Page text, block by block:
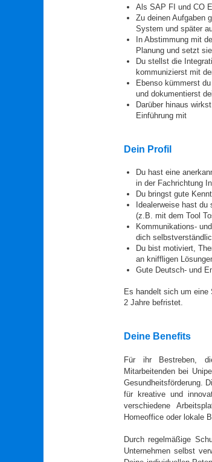
Als SAP FI und CO
Zu deinen Aufgaben
System und später
In Abstimmung mit
Planung und setzt
Du stellst die
kommunizierst mit
Ebenso kümmerst
und dokumentierst
Darüber hinaus
Einführung mit
Dein Profil
Du hast eine
in der Fachrichtung
Du bringst gute
Idealerweise hast
(z.B. mit dem Tool
Kommunikations-
dich
Du bist motiviert,
an kniffligen
Gute Deutsch- und
Es handelt sich um
2 Jahre befristet.
Deine Benefits
Für ihr Bestreben,
Mitarbeitenden bei
Gesundheitsförderung.
für kreative und
verschiedene
Homeoffice oder lokale
Durch regelmäßige
Unternehmen selbst